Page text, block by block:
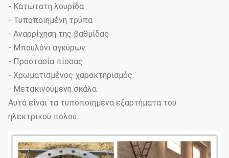
- Κατώτατη λουρίδα
- Τυποποιημένη τρύπα
- Αναρρίχηση της βαθμίδας
- Μπουλόνι αγκύρων
- Προστασία πίσσας
- Χρωματισμένος χαρακτηρισμός
- Μετακινούμενη σκάλα
Αυτά είναι τα τυποποιημένα εξαρτήματα του
ηλεκτρικού πόλου.